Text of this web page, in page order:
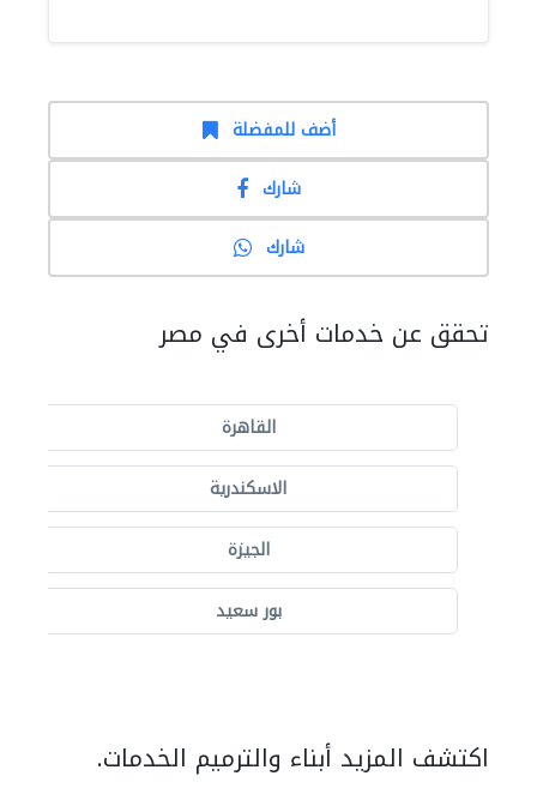
أضف للمفضلة
شارك
شارك
تحقق عن خدمات أخرى في مصر
القاهرة
الاسكندرية
الجيزة
بور سعيد
اكتشف المزيد أبناء والترميم الخدمات.